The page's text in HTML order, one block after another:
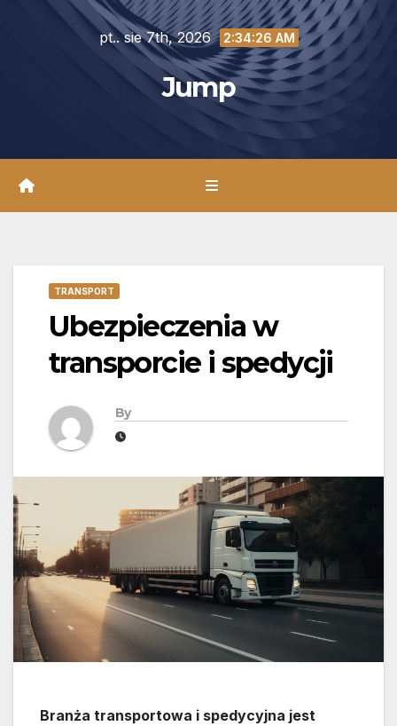
pt.. sie 7th, 2026 2:34:27 AM
Jump
TRANSPORT
Ubezpieczenia w
transporcie i spedycji
By
Branża transportowa i spedycyjna jest